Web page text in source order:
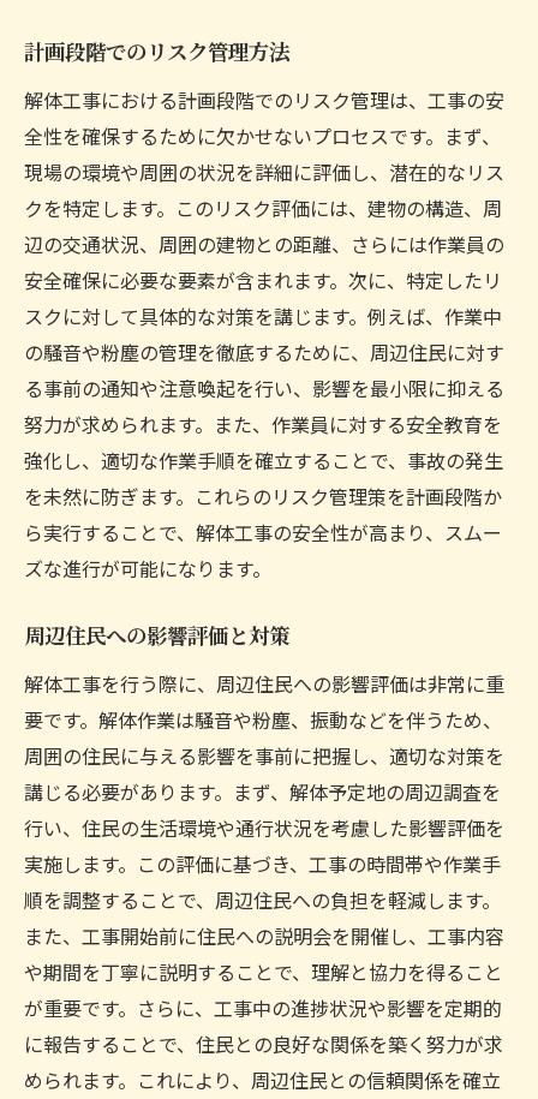
計画段階でのリスク管理方法
解体工事における計画段階でのリスク管理は、工事の安
全性を確保するために欠かせないプロセスです。まず、
現場の環境や周囲の状況を詳細に評価し、潜在的なリス
クを特定します。このリスク評価には、建物の構造、周
辺の交通状況、周囲の建物との距離、さらには作業員の
安全確保に必要な要素が含まれます。次に、特定したリ
スクに対して具体的な対策を講じます。例えば、作業中
の騒音や粉塵の管理を徹底するために、周辺住民に対す
る事前の通知や注意喚起を行い、影響を最小限に抑える
努力が求められます。また、作業員に対する安全教育を
強化し、適切な作業手順を確立することで、事故の発生
を未然に防ぎます。これらのリスク管理策を計画段階か
ら実行することで、解体工事の安全性が高まり、スムー
ズな進行が可能になります。
周辺住民への影響評価と対策
解体工事を行う際に、周辺住民への影響評価は非常に重
要です。解体作業は騒音や粉塵、振動などを伴うため、
周囲の住民に与える影響を事前に把握し、適切な対策を
講じる必要があります。まず、解体予定地の周辺調査を
行い、住民の生活環境や通行状況を考慮した影響評価を
実施します。この評価に基づき、工事の時間帯や作業手
順を調整することで、周辺住民への負担を軽減します。
また、工事開始前に住民への説明会を開催し、工事内容
や期間を丁寧に説明することで、理解と協力を得ること
が重要です。さらに、工事中の進捗状況や影響を定期的
に報告することで、住民との良好な関係を築く努力が求
められます。これにより、周辺住民との信頼関係を確立